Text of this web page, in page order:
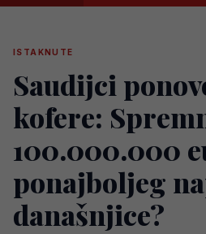
ISTAKNUTE
Saudijci
kofere:
100.000.000
ponajboljeg
današnjice?